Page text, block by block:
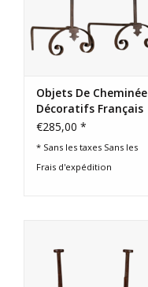
Objets De Cheminée
Décoratifs Français
Élégants
€285,00 *
* Sans les taxes Sans les
Frais d'expédition